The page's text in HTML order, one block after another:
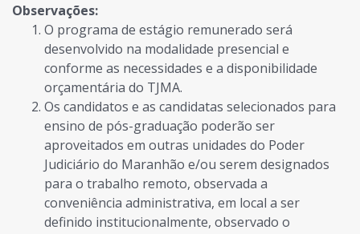
Observações:
O programa de estágio remunerado será
desenvolvido na modalidade presencial e
conforme as necessidades e a disponibilidade
orçamentária do TJMA.
Os candidatos e as candidatas selecionados para
ensino de pós-graduação poderão ser
aproveitados em outras unidades do Poder
Judiciário do Maranhão e/ou serem designados
para o trabalho remoto, observada a
conveniência administrativa, em local a ser
definido institucionalmente, observado o